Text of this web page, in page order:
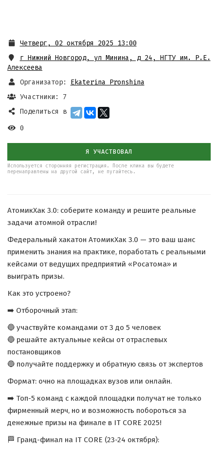
Четверг, 02 октября 2025 13:00
г Нижний Новгород, ул Минина, д 24 , НГТУ им. Р.Е.
Алексеева
Организатор:
Ekaterina Pronshina
Участники: 7
Поделиться в
0
Я УЧАСТВОВАЛ
Используется сторонняя регистрация. После клика вы будете
перенаправлены на другой сайт, не пугайтесь.
АтомикХак 3.0: соберите команду и решите реальные
задачи атомной отрасли!
Федеральный хакатон АтомикХак 3.0 — это ваш шанс
применить знания на практике, поработать с реальными
кейсами от ведущих предприятий «Росатома» и
выиграть призы.
Как это устроено?
➡️ Отборочный этап:
🔵 участвуйте командами от 3 до 5 человек
🔵 решайте актуальные кейсы от отраслевых
постановщиков
🔵 получайте поддержку и обратную связь от экспертов
Формат: очно на площадках вузов или онлайн.
➡️ Топ-5 команд с каждой площадки получат не только
фирменный мерч, но и возможность побороться за
денежные призы на финале в IT CORE 2025!
🏁 Гранд-финал на IT CORE (23-24 октября):